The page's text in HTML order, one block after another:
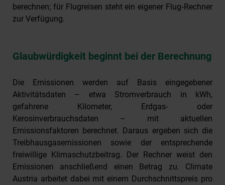
berechnen; für Flugreisen steht ein eigener Flug‑Rechner
zur Verfügung.
Glaubwürdigkeit beginnt bei der Berechnung
Die Emissionen werden auf Basis eingegebener
Aktivitätsdaten – etwa Stromverbrauch in kWh,
gefahrene Kilometer, Erdgas- oder
Kerosinverbrauchsdaten – mit aktuellen
Emissionsfaktoren berechnet. Daraus ergeben sich die
Treibhausgasemissionen sowie der entsprechende
freiwillige Klimaschutzbeitrag. Der Rechner weist den
Emissionen anschließend einen Betrag zu. Climate
Austria arbeitet dabei mit einem Durchschnittspreis pro